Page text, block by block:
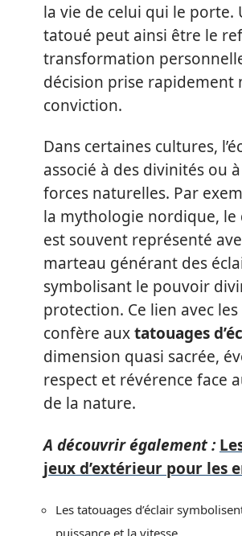
la vie de celui qui le porte.
tatoué peut ainsi être le
transformation
décision prise rapidement
conviction.
Dans certaines cultures,
associé à des divinités ou
forces naturelles. Par
la mythologie nordique, le
est souvent représenté
marteau générant des
symbolisant le pouvoir
protection. Ce lien avec
confère auxtatouages
dimension quasi sacrée,
respect et révérence face
de la nature.
A découvrir également :
jeux d’extérieur pour les
Les tatouages d’éclair
puissance et la vitesse.